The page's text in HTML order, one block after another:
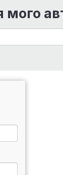
мого